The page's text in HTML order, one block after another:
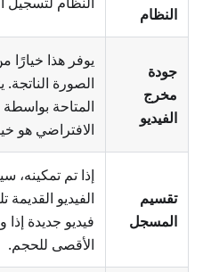
النظام
جودة
مخرج
الفيديو
يوفر هذا خيارًا
الصورة
المتاحة
الافتراضي هو
تقسيم
المسجل
إذا تم تمكينه،
الفيديو القديمة
فيديو جديدة
الأقصى للحجم.